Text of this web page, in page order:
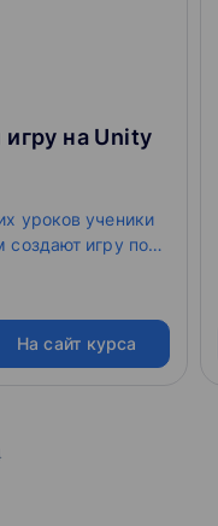
на Unity
уроков ученики
создают игру по
На сайт курса